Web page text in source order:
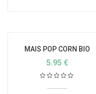
MAIS POP CORN BIO
5.95 €